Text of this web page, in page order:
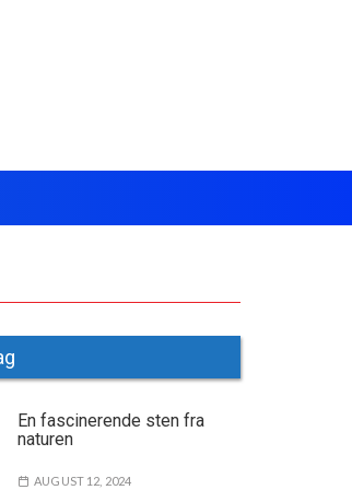
En fascinerende sten fra
naturen
AUGUST 12, 2024